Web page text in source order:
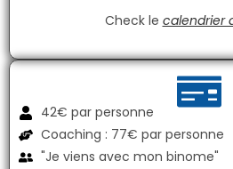
Check le calendrier
42€ par personne
Coaching : 77€ par personne
"Je viens avec mon binome"